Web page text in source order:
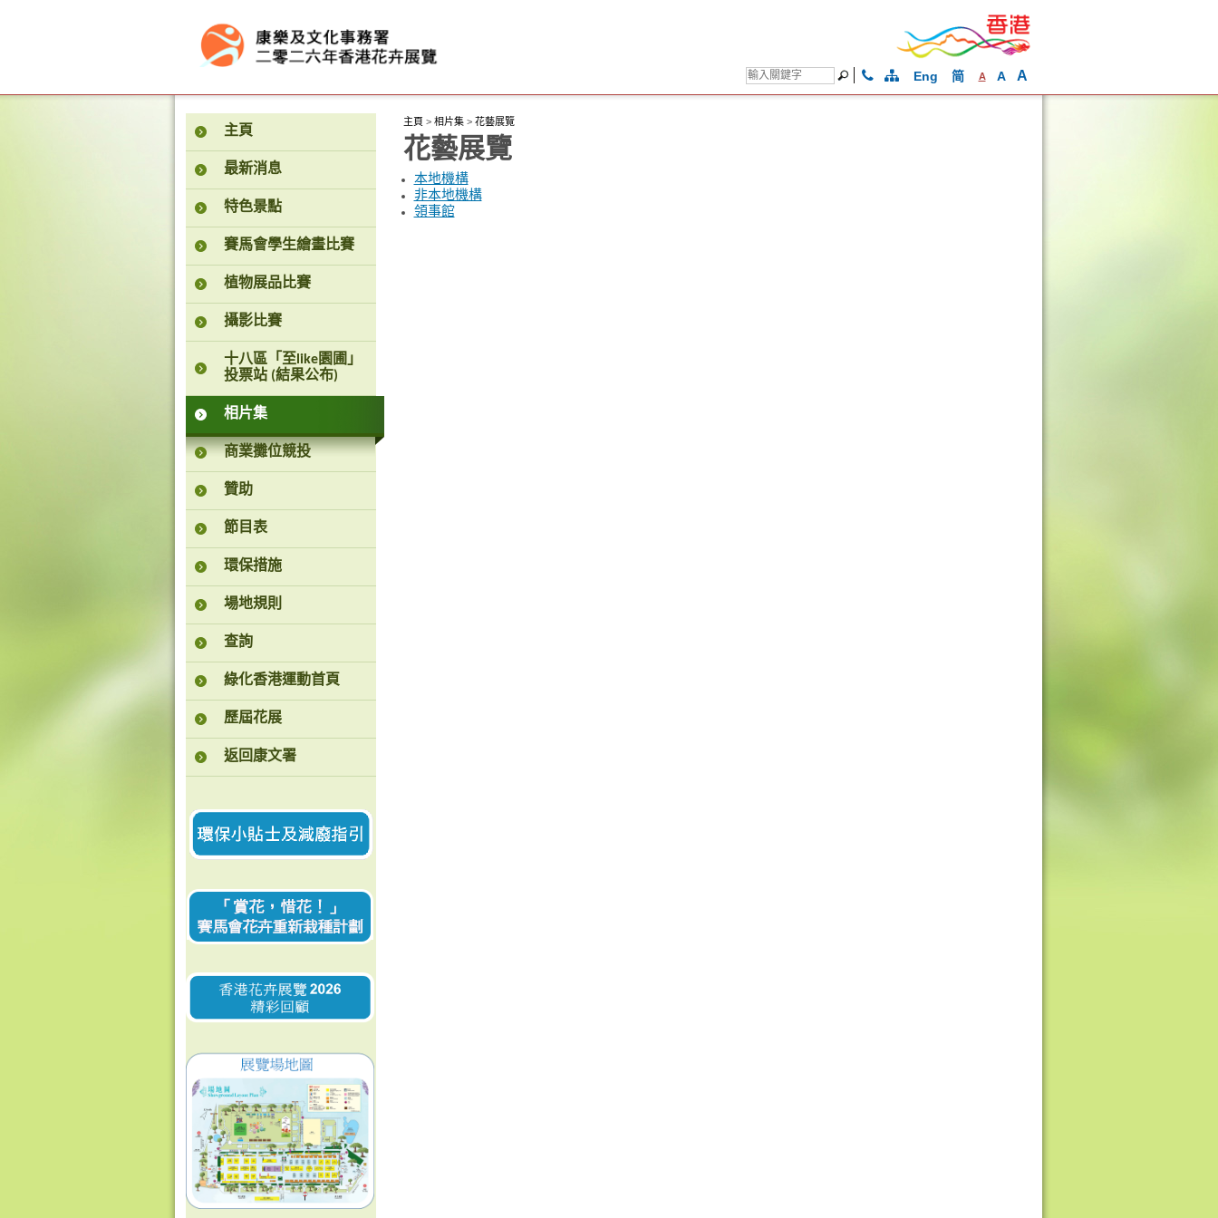
Eng 简 A A A
按“Tab”進入菜單
主頁
最新消息
特色景點
賽馬會學生繪畫比賽
植物展品比賽
攝影比賽
十八區「至like園圃」
投票站 (結果公布)
相片集
商業攤位競投
贊助
節目表
環保措施
場地規則
查詢
綠化香港運動首頁
歷屆花展
返回康文署
主頁 > 相片集> 花藝展覽
花藝展覽
本地機構
非本地機構
領事館